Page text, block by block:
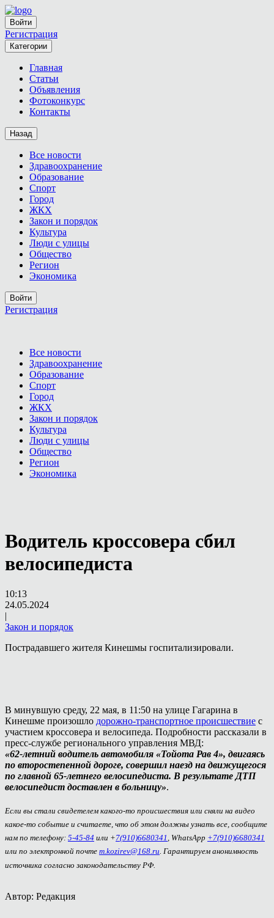
Войти
Регистрация
Категории
Главная
Статьи
Объявления
Фотоконкурс
Контакты
Назад
Все новости
Здравоохранение
Образование
Спорт
Город
ЖКХ
Закон и порядок
Культура
Люди с улицы
Общество
Регион
Экономика
Войти
Регистрация
Все новости
Здравоохранение
Образование
Спорт
Город
ЖКХ
Закон и порядок
Культура
Люди с улицы
Общество
Регион
Экономика
Водитель кроссовера сбил
велосипедиста
10:13
24.05.2024
|
Закон и порядок
Пострадавшего жителя Кинешмы госпитализировали.
В минувшую среду, 22 мая, в 11:50 на улице Гагарина в
Кинешме произошло дорожно-транспортное происшествие с
участием кроссовера и велосипеда. Подробности рассказали в
пресс-службе регионального управления МВД:
«62-летний водитель автомобиля «Тойота Рав 4», двигаясь
по второстепенной дороге, совершил наезд на движущегося
по главной 65-летнего велосипедиста. В результате ДТП
велосипедист доставлен в больницу».
Если вы стали свидетелем какого-то происшествия или сняли на видео
какое-то событие и считаете, что об этом должны узнать все, сообщите
нам по телефону: 5-45-84 или +7(910)6680341 , WhatsApp +7(910)6680341
или по электронной почте m.kozirev@168.ru. Гарантируем анонимность
источника согласно законодательству РФ.
Автор: Редакция